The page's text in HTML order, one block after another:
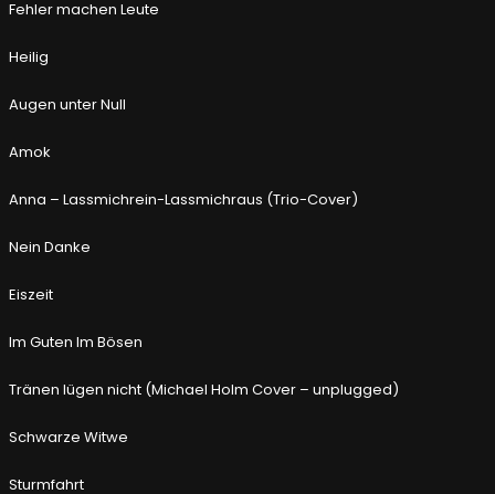
Fehler machen Leute
Heilig
Augen unter Null
Amok
Anna – Lassmichrein-Lassmichraus (Trio-Cover)
Nein Danke
Eiszeit
Im Guten Im Bösen
Tränen lügen nicht (Michael Holm Cover – unplugged)
Schwarze Witwe
Sturmfahrt